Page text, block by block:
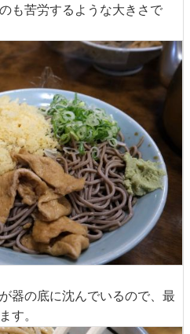
も苦労するような大きさで
器の底に沈んでいるので、最
す。